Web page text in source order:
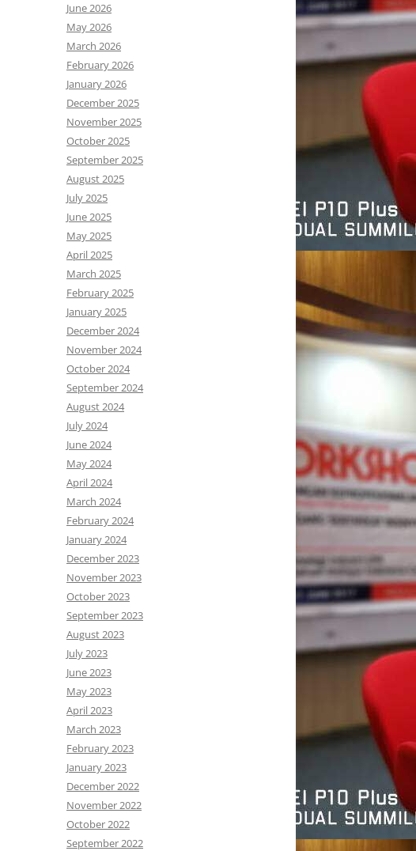
June 2026
May 2026
March 2026
February 2026
January 2026
December 2025
November 2025
October 2025
September 2025
August 2025
July 2025
June 2025
May 2025
April 2025
March 2025
February 2025
January 2025
December 2024
November 2024
October 2024
September 2024
August 2024
July 2024
June 2024
May 2024
April 2024
March 2024
February 2024
January 2024
December 2023
November 2023
October 2023
September 2023
August 2023
July 2023
June 2023
May 2023
April 2023
March 2023
February 2023
January 2023
December 2022
November 2022
October 2022
September 2022